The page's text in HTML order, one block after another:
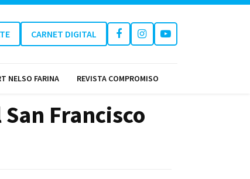
CARNET DIGITAL
NELSO FARINA REVISTA COMPROMISO
Francisco